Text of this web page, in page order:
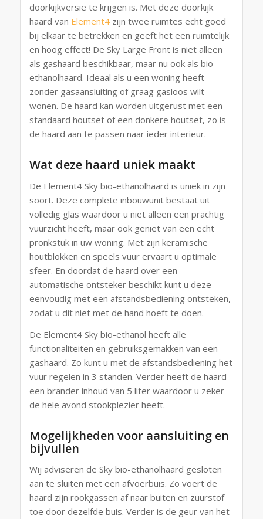
doorkijkversie te krijgen is. Met deze doorkijk
haard van Element4zijn twee ruimtes echt goed
bij elkaar te betrekken en geeft het een ruimtelijk
en hoog effect! De Sky Large Front is niet alleen
als gashaard beschikbaar, maar nu ook als bio-
ethanolhaard. Ideaal als u een woning heeft
zonder gasaansluiting of graag gasloos wilt
wonen. De haard kan worden uitgerust met een
standaard houtset of een donkere houtset, zo is
de haard aan te passen naar ieder interieur.
Wat deze haard uniek maakt
De Element4 Sky bio-ethanolhaard is uniek in zijn
soort. Deze complete inbouwunit bestaat uit
volledig glas waardoor u niet alleen een prachtig
vuurzicht heeft, maar ook geniet van een echt
pronkstuk in uw woning. Met zijn keramische
houtblokken en speels vuur ervaart u optimale
sfeer. En doordat de haard over een
automatische ontsteker beschikt kunt u deze
eenvoudig met een afstandsbediening ontsteken,
zodat u dit niet met de hand hoeft te doen.
De Element4 Sky bio-ethanol heeft alle
functionaliteiten en gebruiksgemakken van een
gashaard. Zo kunt u met de afstandsbediening het
vuur regelen in 3 standen. Verder heeft de haard
een brander inhoud van 5 liter waardoor u zeker
de hele avond stookplezier heeft.
Mogelijkheden voor aansluiting en
bijvullen
Wij adviseren de Sky bio-ethanolhaard gesloten
aan te sluiten met een afvoerbuis. Zo voert de
haard zijn rookgassen af naar buiten en zuurstof
toe door dezelfde buis. Verder is de geur van het